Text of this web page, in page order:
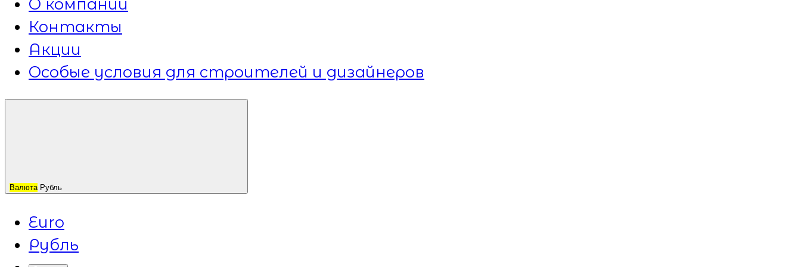
О компании
Контакты
Акции
Особые условия для строителей и дизайнеров
Валюта Рубль
Euro
Рубль